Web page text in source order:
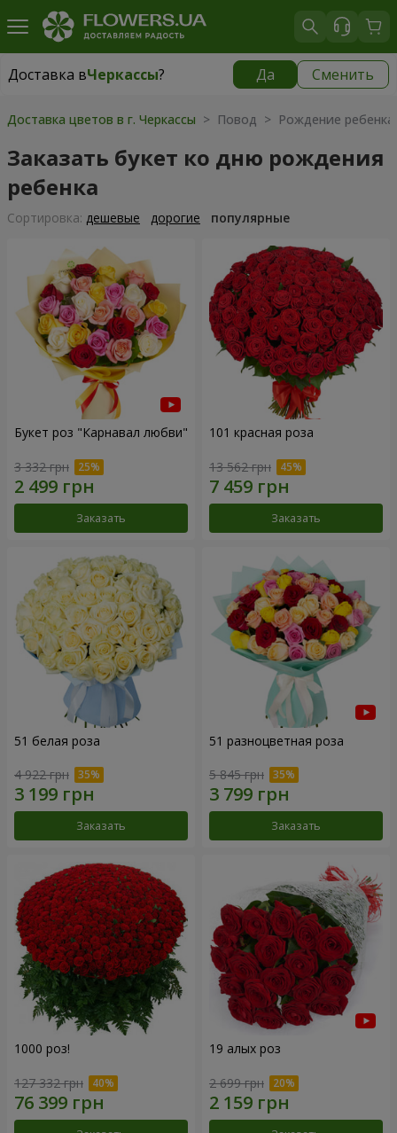
Доставка вЧеркассы? Да Сменить
Доставка вЧеркассы|
Доставка цветов в г. Черкассы > Повод > Рождение ребенка
Заказать букет ко дню рождения
ребенка
Cортировка: дешевые дорогие популярные
Букет роз "Карнавал любви"
3 332 грн
Заказать
101 красная роза
13 562 грн
Заказать
51 белая роза
4 922 грн
Заказать
51 разноцветная роза
5 845 грн
Заказать
1000 роз!
127 332 грн
19 алых роз
2 699 грн